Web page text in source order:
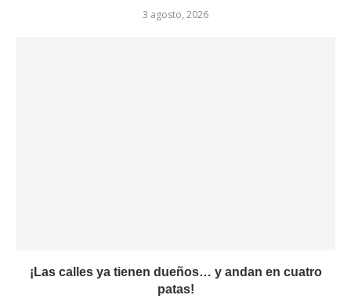
3 agosto, 2026
¡Las calles ya tienen dueños… y andan en cuatro
patas!